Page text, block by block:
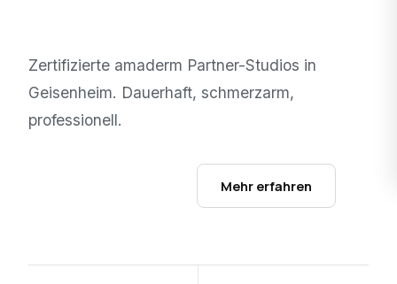
Zertifizierte amaderm Partner-Studios in
Geisenheim. Dauerhaft, schmerzarm,
professionell.
Mehr erfahren